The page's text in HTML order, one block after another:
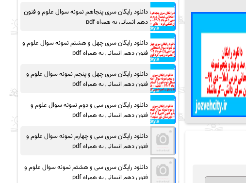
دانلود رایگان سری پنجاهم نمونه سوال علوم و فنون
دهم انسانی به همراه pdf
دانلود رایگان سری چهل و هشتم نمونه سوال علوم و
فنون دهم انسانی به همراه pdf
دانلود رایگان سری چهل و پنجم نمونه سوال علوم و
فنون دهم انسانی به همراه pdf
دانلود رایگان سری سی و دوم نمونه سوال علوم و
فنون دهم انسانی به همراه pdf
دانلود رایگان سری سی و چهارم نمونه سوال علوم و
فنون دهم انسانی به همراه pdf
دانلود رایگان سری سی و هشتم نمونه سوال علوم و
فنون دهم انسانی به همراه pdf